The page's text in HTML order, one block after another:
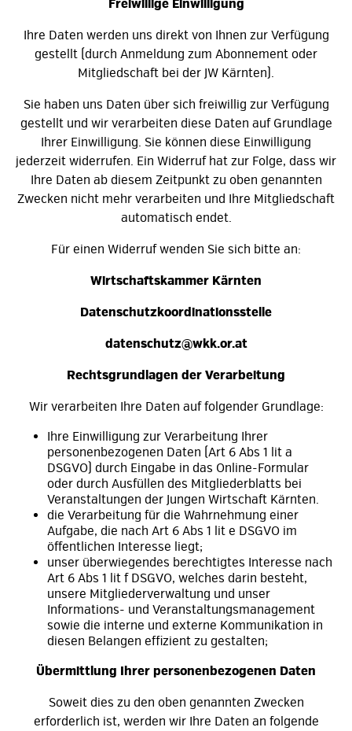
Freiwillige Einwilligung
Ihre Daten werden uns direkt von Ihnen zur Verfügung
gestellt (durch Anmeldung zum Abonnement oder
Mitgliedschaft bei der JW Kärnten).
Sie haben uns Daten über sich freiwillig zur Verfügung
gestellt und wir verarbeiten diese Daten auf Grundlage
Ihrer Einwilligung. Sie können diese Einwilligung
jederzeit widerrufen. Ein Widerruf hat zur Folge, dass wir
Ihre Daten ab diesem Zeitpunkt zu oben genannten
Zwecken nicht mehr verarbeiten und Ihre Mitgliedschaft
automatisch endet.
Für einen Widerruf wenden Sie sich bitte an:
Wirtschaftskammer Kärnten
Datenschutzkoordinationsstelle
datenschutz@wkk.or.at
Rechtsgrundlagen der Verarbeitung
Wir verarbeiten Ihre Daten auf folgender Grundlage:
Ihre Einwilligung zur Verarbeitung Ihrer
personenbezogenen Daten (Art 6 Abs 1 lit a
DSGVO) durch Eingabe in das Online-Formular
oder durch Ausfüllen des Mitgliederblatts bei
Veranstaltungen der Jungen Wirtschaft Kärnten.
die Verarbeitung für die Wahrnehmung einer
Aufgabe, die nach Art 6 Abs 1 lit e DSGVO im
öffentlichen Interesse liegt;
unser überwiegendes berechtigtes Interesse nach
Art 6 Abs 1 lit f DSGVO, welches darin besteht,
unsere Mitgliederverwaltung und unser
Informations- und Veranstaltungsmanagement
sowie die interne und externe Kommunikation in
diesen Belangen effizient zu gestalten;
Übermittlung Ihrer personenbezogenen Daten
Soweit dies zu den oben genannten Zwecken
erforderlich ist, werden wir Ihre Daten an folgende